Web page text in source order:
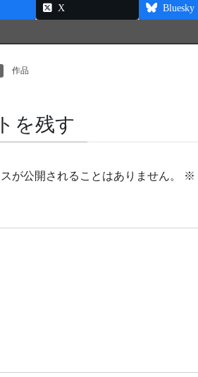
X Bluesky
作品
を残す
が公開されることはありません。 ※